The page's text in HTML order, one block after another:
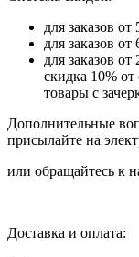
для заказов
для заказов
для заказов
скидка 10%
товары с
Дополнительные
присылайте на
или обращайтесь к
Доставка и оплата: